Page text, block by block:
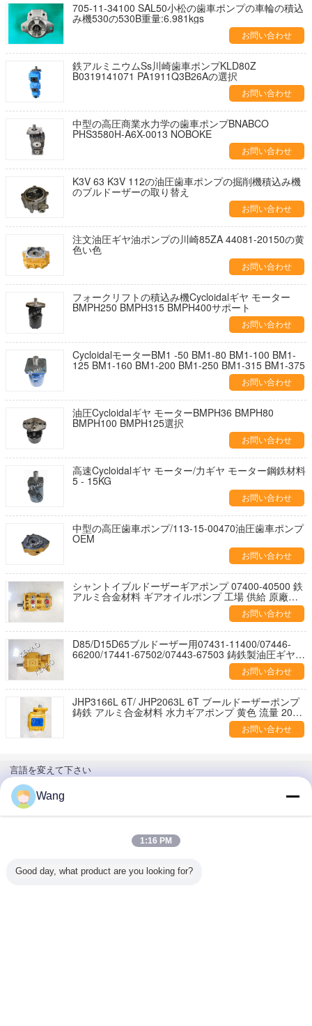
705-11-34100 SAL50小松の歯車ポンプの車輪の積込
み機530の530B重量:6.981kgs
お問い合わせ
鉄アルミニウムSs川崎歯車ポンプKLD80Z
B0319141071 PA1911Q3B26Aの選択
お問い合わせ
中型の高圧商業水力学の歯車ポンプBNABCO
PHS3580H-A6X-0013 NOBOKE
お問い合わせ
K3V 63 K3V 112の油圧歯車ポンプの掘削機積込み機
のブルドーザーの取り替え
お問い合わせ
注文油圧ギヤ油ポンプの川崎85ZA 44081-20150の黄
色い色
お問い合わせ
フォークリフトの積込み機Cycloidalギヤ モーター
BMPH250 BMPH315 BMPH400サポート
お問い合わせ
CycloidalモーターBM1 -50 BM1-80 BM1-100 BM1-
125 BM1-160 BM1-200 BM1-250 BM1-315 BM1-375
お問い合わせ
油圧Cycloidalギヤ モーターBMPH36 BMPH80
BMPH100 BMPH125選択
お問い合わせ
高速Cycloidalギヤ モーター/力ギヤ モーター鋼鉄材料
5 - 15KG
お問い合わせ
中型の高圧歯車ポンプ/113-15-00470油圧歯車ポンプ
OEM
お問い合わせ
シャントイブルドーザーギアポンプ 07400-40500 鉄
アルミ合金材料 ギアオイルポンプ 工場 供給 原廠品
お問い合わせ
D85/D15D65ブルドーザー用07431-11400/07446-
66200/17441-67502/07443-67503 鋳鉄製油圧ギヤポ
お問い合わせ
JHP3166L 6T/ JHP2063L 6T ブールドーザーポンプ
鋳鉄 アルミ合金材料 水力ギアポンプ 黄色 流量 200
お問い合わせ
言語を変えて下さい
Japanese
デスクトップの眺め
Wang
1:16 PM
Good day, what product are you looking for?